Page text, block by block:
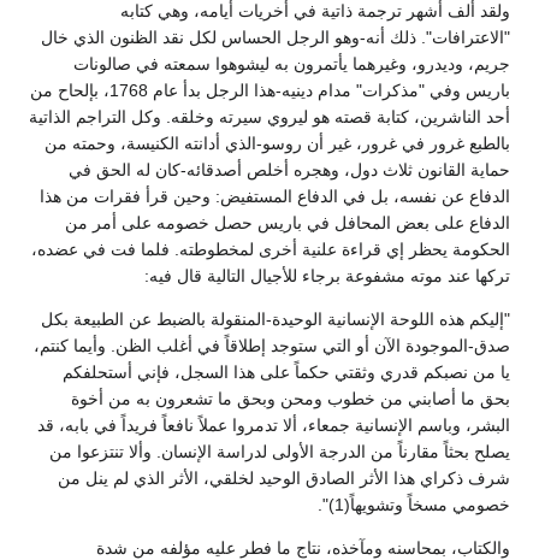
ولقد ألف أشهر ترجمة ذاتية في أخريات أيامه، وهي كتابه
"الاعترافات". ذلك أنه-وهو الرجل الحساس لكل نقد الظنون الذي خال
جريم، وديدرو، وغيرهما يأتمرون به ليشوهوا سمعته في صالونات
باريس وفي "مذكرات" مدام دينيه-هذا الرجل بدأ عام 1768، بإلحاح من
أحد الناشرين، كتابة قصته هو ليروي سيرته وخلقه. وكل التراجم الذاتية
بالطبع غرور في غرور، غير أن روسو-الذي أدانته الكنيسة، وحمته من
حماية القانون ثلاث دول، وهجره أخلص أصدقائه-كان له الحق في
الدفاع عن نفسه، بل في الدفاع المستفيض: وحين قرأ فقرات من هذا
الدفاع على بعض المحافل في باريس حصل خصومه على أمر من
الحكومة يحظر إي قراءة علنية أخرى لمخطوطته. فلما فت في عضده،
تركها عند موته مشفوعة برجاء للأجيال التالية قال فيه:
"إليكم هذه اللوحة الإنسانية الوحيدة-المنقولة بالضبط عن الطبيعة بكل
صدق-الموجودة الآن أو التي ستوجد إطلاقاً في أغلب الظن. وأيما كنتم،
يا من نصبكم قدري وثقتي حكماً على هذا السجل، فإني أستحلفكم
بحق ما أصابني من خطوب ومحن وبحق ما تشعرون به من أخوة
البشر، وباسم الإنسانية جمعاء، ألا تدمروا عملاً نافعاً فريداً في بابه، قد
يصلح بحثاً مقارناً من الدرجة الأولى لدراسة الإنسان. وألا تنتزعوا من
شرف ذكراي هذا الأثر الصادق الوحيد لخلقي، الأثر الذي لم ينل من
خصومي مسخاً وتشويهاً(1)".
والكتاب، بمحاسنه ومآخذه، نتاج ما فطر عليه مؤلفه من شدة